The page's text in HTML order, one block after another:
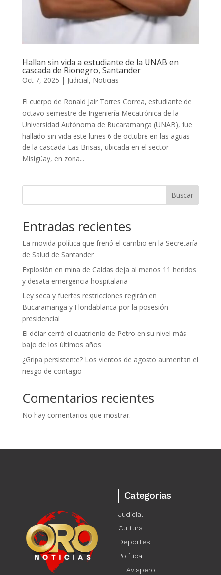
Hallan sin vida a estudiante de la UNAB en
cascada de Rionegro, Santander
Oct 7, 2025 | Judicial, Noticias
El cuerpo de Ronald Jair Torres Correa, estudiante de
octavo semestre de Ingeniería Mecatrónica de la
Universidad Autónoma de Bucaramanga (UNAB), fue
hallado sin vida este lunes 6 de octubre en las aguas
de la cascada Las Brisas, ubicada en el sector
Misigüay, en zona...
Buscar
Entradas recientes
La movida política que frenó el cambio en la Secretaría
de Salud de Santander
Explosión en mina de Caldas deja al menos 11 heridos
y desata emergencia hospitalaria
Ley seca y fuertes restricciones regirán en
Bucaramanga y Floridablanca por la posesión
presidencial
El dólar cerró el cuatrienio de Petro en su nivel más
bajo de los últimos años
¿Gripa persistente? Los vientos de agosto aumentan el
riesgo de contagio
Comentarios recientes
No hay comentarios que mostrar.
Categorías
Judicial
Cultura
Deportes
Política
El Avispero